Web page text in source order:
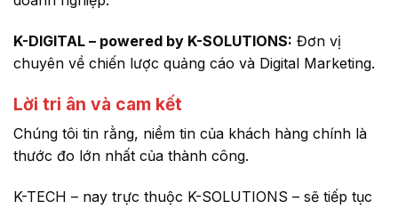
K-DIGITAL – powered by K-SOLUTIONS: Đơn vị
chuyên về chiến lược quảng cáo và Digital Marketing.
Lời tri ân và cam kết
Chúng tôi tin rằng, niềm tin của khách hàng chính là
thước đo lớn nhất của thành công.
K-TECH – nay trực thuộc K-SOLUTIONS – sẽ tiếp tục